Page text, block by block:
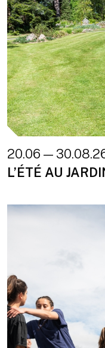
20.06 —
L’ÉTÉ AU